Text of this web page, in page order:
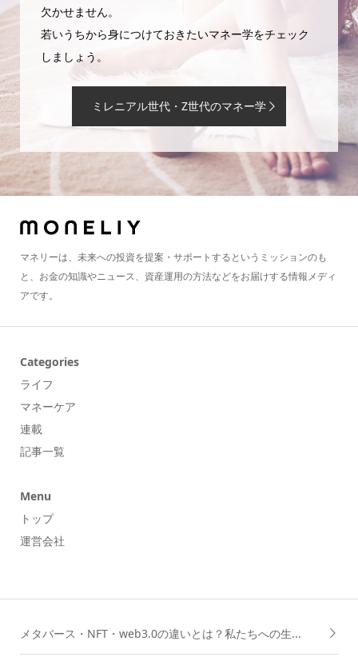
欠かせません。
若いうちから身につけておきたいマネー学をチェック
しましょう。
ミレニアル世代・Z世代のマネー学
マネリーは、未来への投資を提案・サポートするというミッションのも
と、お金の知識やニュース、資産運用の方法などをお届けする情報メディ
アです。
Categories
ライフ
マネーケア
連載
記事一覧
Menu
トップ
運営会社
メタバース・NFT・web3.0の違いとは？私たちへの生...